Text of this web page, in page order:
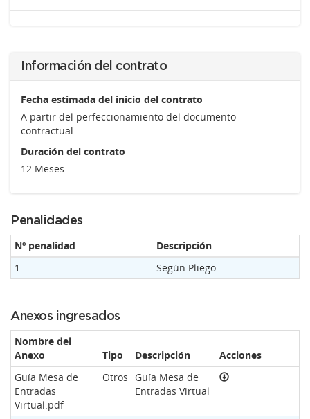
Información del contrato
Fecha estimada del inicio del contrato
A partir del perfeccionamiento del documento
contractual
Duración del contrato
12 Meses
Penalidades
Nº penalidad
Descripción
1
Según Pliego.
Anexos ingresados
Nombre del
Anexo
Tipo Descripción
Acciones
Guía Mesa de
Entradas
Virtual.pdf
Otros Guía Mesa de
Entradas Virtual